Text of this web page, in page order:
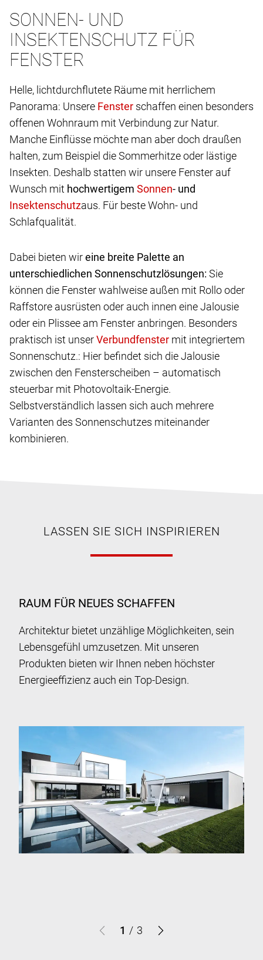
SONNEN- UND
INSEKTENSCHUTZ FÜR
FENSTER
Helle, lichtdurchflutete Räume mit herrlichem
Panorama: Unsere
schaffen einen besonders
offenen Wohnraum mit Verbindung zur Natur.
Manche Einflüsse möchte man aber doch draußen
halten, zum Beispiel die Sommerhitze oder lästige
Insekten. Deshalb statten wir unsere Fenster auf
Wunsch mit hochwertigem
- und
aus. Für beste Wohn- und
Schlafqualität.
Dabei bieten wireine breite Palette an
unterschiedlichen Sonnenschutzlösungen: Sie
können die Fenster wahlweise außen mit Rollo oder
Raffstore ausrüsten oder auch innen eine Jalousie
oder ein Plissee am Fenster anbringen. Besonders
praktisch ist unser
mit integriertem
Sonnenschutz.: Hier befindet sich die Jalousie
zwischen den Fensterscheiben – automatisch
steuerbar mit Photovoltaik-Energie.
Selbstverständlich lassen sich auch mehrere
Varianten des Sonnenschutzes miteinander
kombinieren.
LASSEN SIE SICH INSPIRIEREN
RAUM FÜR NEUES SCHAFFEN
Architektur bietet unzählige Möglichkeiten, sein
Lebensgefühl umzusetzen. Mit unseren
Produkten bieten wir Ihnen neben höchster
Energieeffizienz auch ein Top-Design.
1 / 3